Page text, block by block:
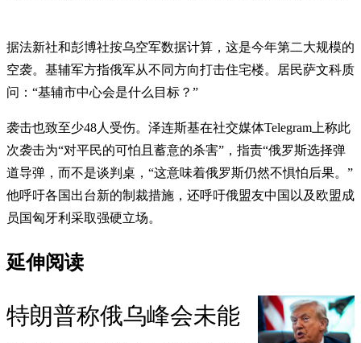
据法新社和彭博社按乌空军数据计算，这是今年第二大规模的
空袭。基辅军方指俄军从不同方向打击住宅楼。居民萨文科质
问：“基辅市中心会是什么目标？”
袭击也致至少48人受伤。泽连斯基在社交媒体Telegram上称此
次袭击为“对平民的可怕且蓄意的杀害”，指责“俄罗斯选择弹
道导弹，而不是谈判桌，“这意味着俄罗斯仍然不惧怕后果。”
他呼吁各国出台新的制裁措施，还呼吁俄盟友中国以及欧盟成
员国匈牙利采取强硬立场。
延伸阅读
特朗普称俄乌峰会未能